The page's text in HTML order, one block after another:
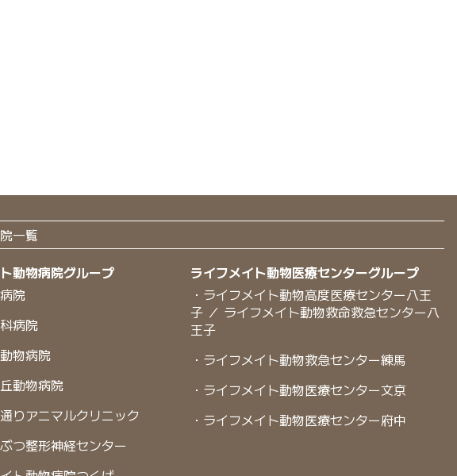
一覧
動物病院グループ
院
病院
物病院
動物病院
りアニマルクリニック
つ整形神経センター
ライフメイト動物医療センターグループ
・ライフメイト動物高度医療センター八王
子 ／ ライフメイト動物救命救急センター八
王子
・ライフメイト動物救急センター練馬
・ライフメイト動物医療センター文京
・ライフメイト動物医療センター府中